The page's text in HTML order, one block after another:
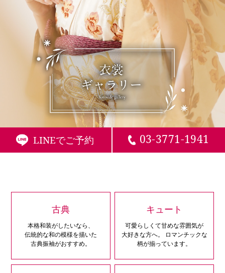
LINEでご予約 03-3771-1941
古典
本格和装がしたいなら、
伝統的な和の模様を描いた
古典振袖がおすすめ。
キュート
可愛らしくて甘めな雰囲気が
大好きな方へ。
ロマンチックな
柄が揃っています。